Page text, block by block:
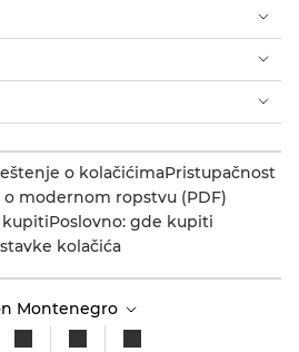
o kolačićimaPristupačnost
o modernom ropstvu (PDF)
kupitiPoslovno: gde kupiti
kolačića
Montenegro